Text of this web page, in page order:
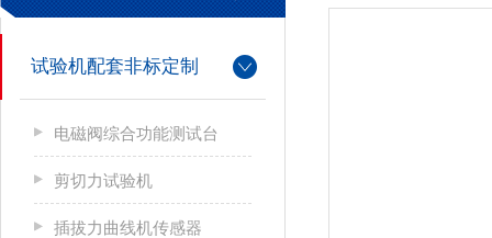
试验机配套非标定制
电磁阀综合功能测试台
剪切力试验机
插拔力曲线机传感器